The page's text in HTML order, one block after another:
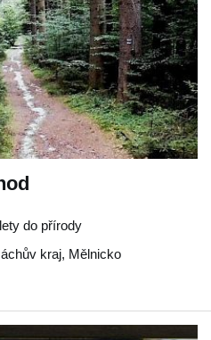
do přírody
kraj, Mělnicko